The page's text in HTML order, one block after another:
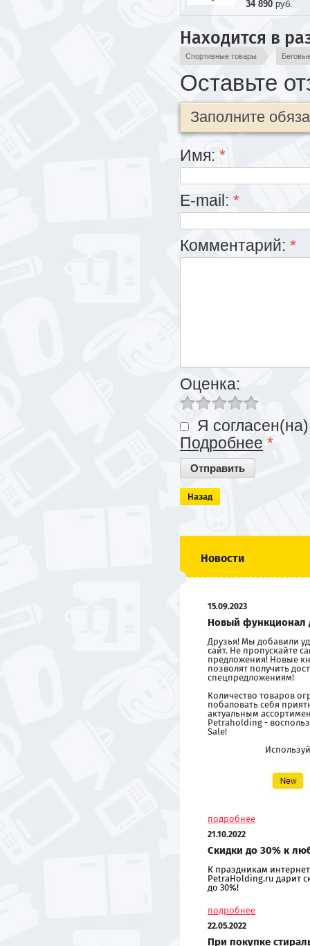
34 890 руб.
Находится в
Спортивные товары
Оставьте
Заполните
Имя: *
E-mail: *
Комментарий: *
Оценка:
Я
Подробнее *
Назад
Новости
15.09.2023
Новый функционал
Друзья! Мы добавили
сайт. Не пропускайте
предложения! Новые
позволят получить
спецпредложениям!
Количество товаров
побаловать себя
актуальным
Petraholding -
Sale!
подробнее
21.10.2022
Скидки до 30% к
К праздникам
PetraHolding.ru дарит
до 30%!
подробнее
22.05.2022
При покупке